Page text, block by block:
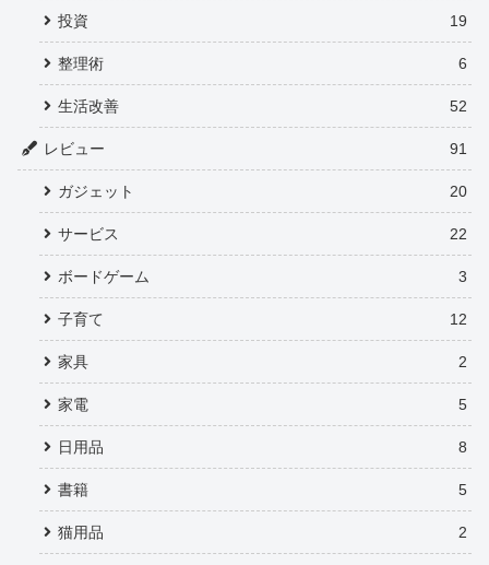
投資 19
整理術 6
生活改善 52
レビュー 91
ガジェット 20
サービス 22
ボードゲーム 3
子育て 12
家具 2
家電 5
日用品 8
書籍 5
猫用品 2